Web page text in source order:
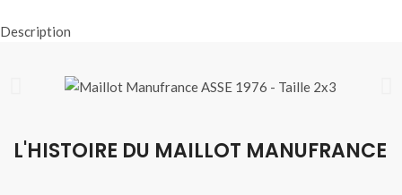
Description
L'HISTOIRE DU MAILLOT MANUFRANCE